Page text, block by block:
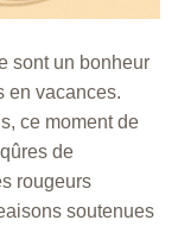
sont un bonheur
en vacances.
ce moment de
de
rougeurs
soutenues